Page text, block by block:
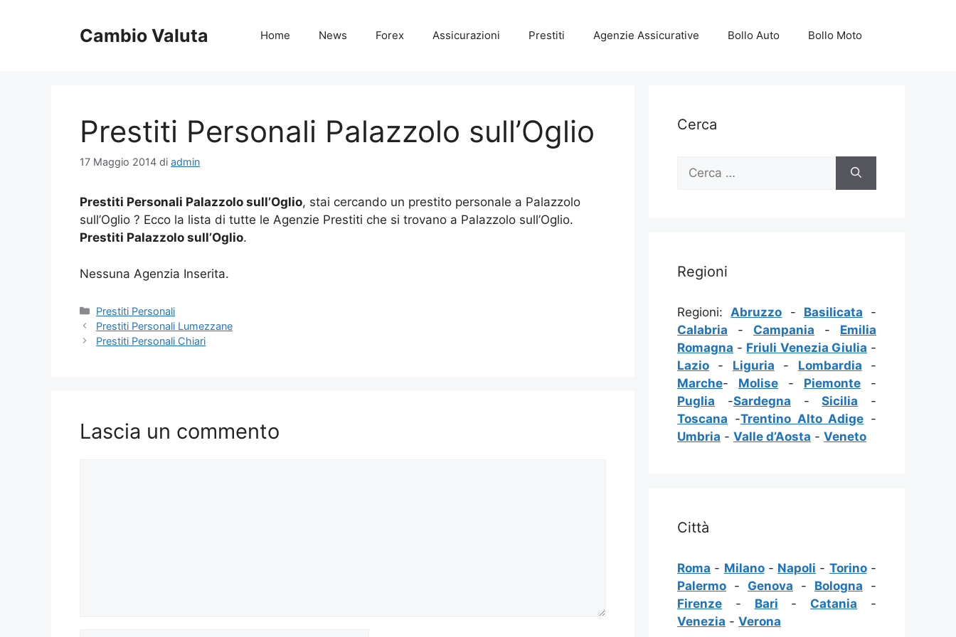
Cambio Valuta Home News Forex Assicurazioni Prestiti Agenzie Assicurative Bollo Auto Bollo Moto
Prestiti Personali Palazzolo sull’Oglio
17 Maggio 2014 di admin
Prestiti Personali Palazzolo sull’Oglio, stai cercando un prestito personale a Palazzolo
sull’Oglio ? Ecco la lista di tutte le Agenzie Prestiti che si trovano a Palazzolo sull’Oglio.
Prestiti Palazzolo sull’Oglio.
Nessuna Agenzia Inserita.
Categorie
Prestiti Personali
Prestiti Personali Lumezzane
Prestiti Personali Chiari
Lascia un commento
Cerca
Ricerca
Regioni
Regioni:Abruzzo - Basilicata -
Calabria - Campania - Emilia
Romagna - Friuli Venezia Giulia -
Lazio - Liguria - Lombardia -
Marche- Molise - Piemonte -
Puglia -Sardegna -Sicilia -
Toscana -Trentino Alto Adige -
Umbria - Valle d’Aosta - Veneto
Città
Roma - Milano- Napoli - Torino-
Palermo - Genova - Bologna -
Firenze - Bari - Catania -
Venezia - Verona